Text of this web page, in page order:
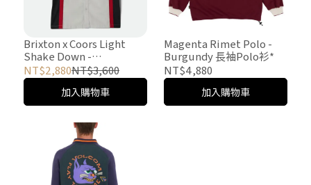
Brixton x Coors Light
Shake Down -
Silver/Black 襯衫
NT$2,880NT$3,600
加入購物車
Magenta Rimet Polo -
Burgundy 長袖Polo衫*
NT$4,880
加入購物車